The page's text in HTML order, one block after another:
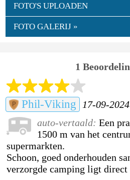
FOTO'S UPLOADEN
FOTO GALERIJ »
1
Phil-Viking
17-09-
auto-vertaald: Een
1500 m van het
supermarkten.
Schoon, goed onderhouden
verzorgde camping ligt